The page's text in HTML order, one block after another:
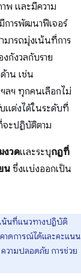
พ และมีความ
ารพัฒนาฟีเจอร์
ารถมุ่งเน้นที่การ
กังวลกับราย
าน เช่น
ลฯ ทุกคนเลือกไม่
แต่งได้ในระดับที่
จะปฏิบัติตาม
งวดและระบุกฎที่
นซึ่งแบ่งออกเป็น
น้นที่แนวทางปฏิบัติ
าดการณ์ได้และคะแนน
วามปลอดภัย การช่วย